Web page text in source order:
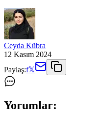
Ceyda Kübra
12 Kasım 2024
Paylaş:f𝕏
Yorumlar: